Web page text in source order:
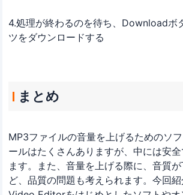
4.処理が終わるのを待ち、Downloadボ
ツをダウンロードする
まとめ
MP3ファイルの音量を上げるためのソ
ールはたくさんありますが、中には安
ます。また、音量を上げる際に、音質
ど、品質の問題も考えられます。今回